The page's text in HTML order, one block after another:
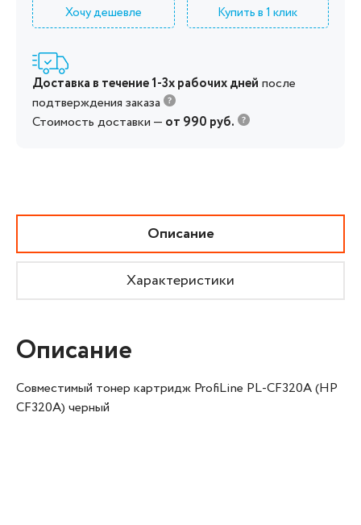
Хочу дешевле Купить в 1 клик
Доставка в течение 1-3х рабочих дней после
подтверждения заказа
Стоимость доставки — от 990 руб.
Описание
Характеристики
Описание
Совместимый тонер картридж ProfiLine PL-CF320A (HP
CF320A) черный